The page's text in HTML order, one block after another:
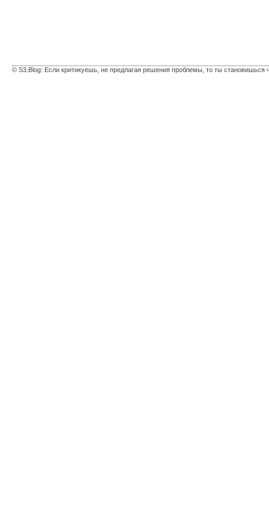
© S3.Blog: Если критикуешь, не предлагая решения проблемы, то ты становишься